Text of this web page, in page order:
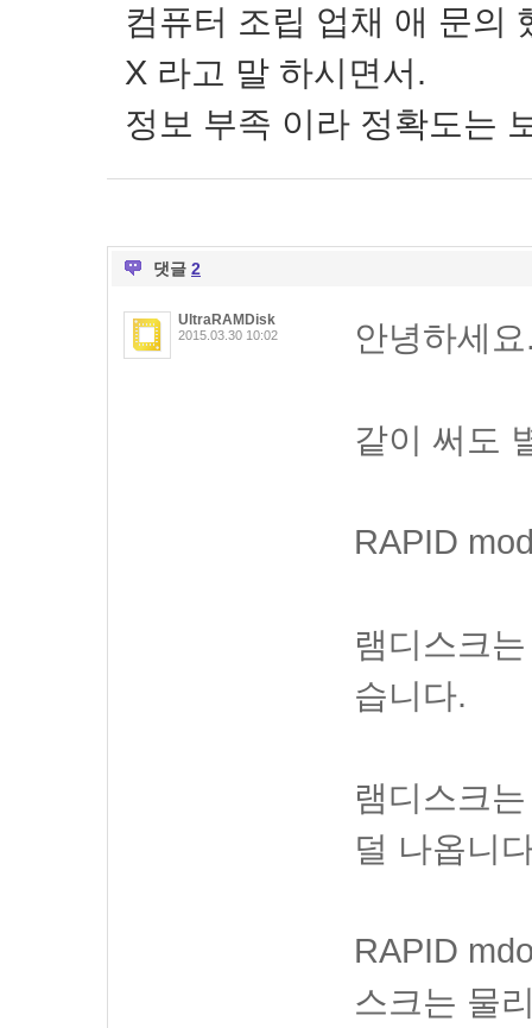
컴퓨터 조립 업채 애 문의
X 라고 말 하시면서.
정보 부족 이라 정확도는
댓글 2
UltraRAMDisk
2015.03.30 10:02 안녕하세
같이 써도
RAPID
램디스크
습니다.
램디스크
덜 나옵니
RAPID
스크는 물